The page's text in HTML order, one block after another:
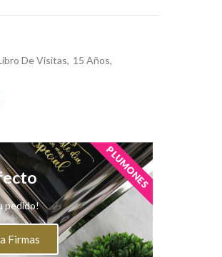
De Visitas 15 Años
pedido!
Firmas
PLUMONES